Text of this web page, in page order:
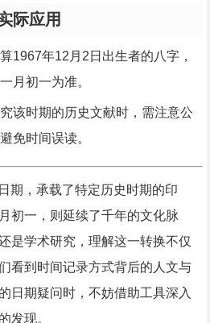
际应用
1967年12月2日出生者的八字，
月初一为准。
究该时期的历史文献时，需注意公
免时间误读。
期，承载了特定历史时期的印
初一，则延续了千年的文化脉
是学术研究，理解这一转换不仅
看到时间记录方式背后的人文与
日期疑问时，不妨借助工具深入
发现。